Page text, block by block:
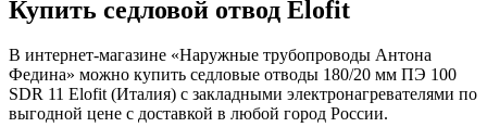
Купить седловой отвод Elofit
В интернет-магазине «Наружные трубопроводы Антона
Федина» можно купить седловые отводы 180/20 мм ПЭ 100
SDR 11 Elofit (Италия) с закладными электронагревателями по
выгодной цене с доставкой в любой город России.